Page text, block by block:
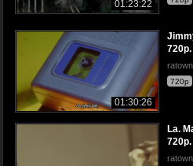
01:23:22
01:30:26
720p
La.